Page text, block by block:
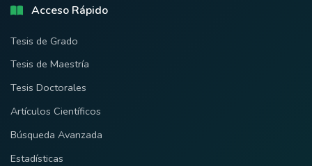
Acceso Rápido
Tesis de Grado
Tesis de Maestría
Tesis Doctorales
Artículos Científicos
Búsqueda Avanzada
Estadísticas